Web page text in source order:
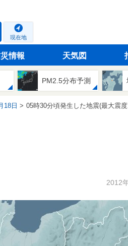
現在地
災情報 天気図
PM2.5分布予測
18日 05時30分頃発生した地震(最大震
2012